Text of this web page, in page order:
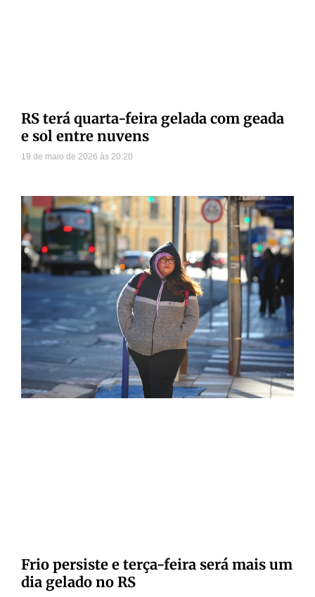
RS terá quarta-feira gelada com geada
e sol entre nuvens
19 de maio de 2026 20:20
Frio persiste e terça-feira será mais um
dia gelado no RS